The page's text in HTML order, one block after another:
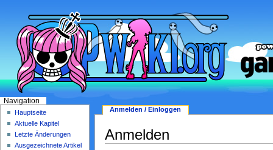
Anmelden
Anmelden / Einloggen
Navigation
Hauptseite
Aktuelle Kapitel
Letzte Änderungen
Ausgezeichnete Artikel